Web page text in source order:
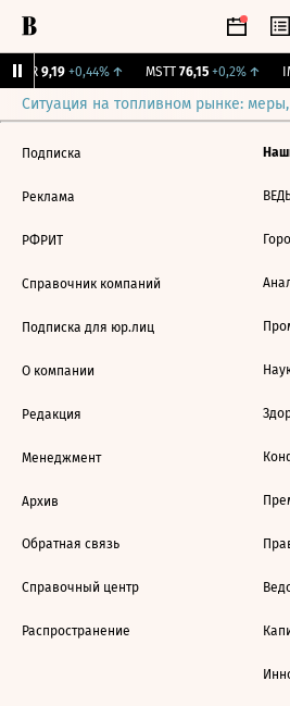
9,19 +0,44%↑ MSTT 76,15 +0,2%↑
Ситуация на топливном рынке: меры,
Подписка
Реклама
РФРИТ
Справочник компаний
Подписка для юр.лиц
О компании
Редакция
Менеджмент
Архив
Обратная связь
Справочный центр
Распространение